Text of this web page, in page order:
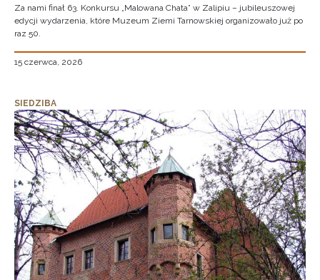
Za nami finał 63. Konkursu „Malowana Chata” w Zalipiu – jubileuszowej
edycji wydarzenia, które Muzeum Ziemi Tarnowskiej organizowało już po
raz 50.
15 czerwca, 2026
SIEDZIBA